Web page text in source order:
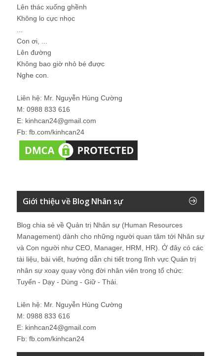
Lên thác xuống ghềnh
Không lo cực nhọc
Con ơi, ...
Lên đường
Không bao giờ nhỏ bé được
Nghe con.
Liên hệ: Mr. Nguyễn Hùng Cường
M: 0988 833 616
E: kinhcan24@gmail.com
Fb: fb.com/kinhcan24
Giới thiệu về Blog Nhân sự
Blog chia sẻ về Quản trị Nhân sự (Human Resources
Management) dành cho những người quan tâm tới Nhân sự
và Con người như CEO, Manager, HRM, HR). Ở đây có các
tài liệu, bài viết, hướng dẫn chi tiết trong lĩnh vực Quản trị
nhân sự xoay quay vòng đời nhân viên trong tổ chức:
Tuyển - Dạy - Dùng - Giữ - Thải.
Liên hệ: Mr. Nguyễn Hùng Cường
M: 0988 833 616
E: kinhcan24@gmail.com
Fb: fb.com/kinhcan24